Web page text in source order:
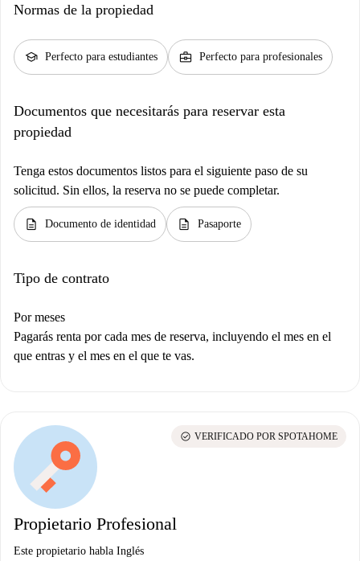
Normas de la propiedad
school Perfecto para estudiantes business_center Perfecto para profesionales
Documentos que necesitarás para reservar esta
propiedad
Tenga estos documentos listos para el siguiente paso de su
solicitud. Sin ellos, la reserva no se puede completar.
description Documento de identidad description Pasaporte
Tipo de contrato
Por meses
Pagarás renta por cada mes de reserva, incluyendo el mes en el
que entras y el mes en el que te vas.
Propietario Profesional
Este propietario habla Inglés
check_circle VERIFICADO POR SPOTAHOME